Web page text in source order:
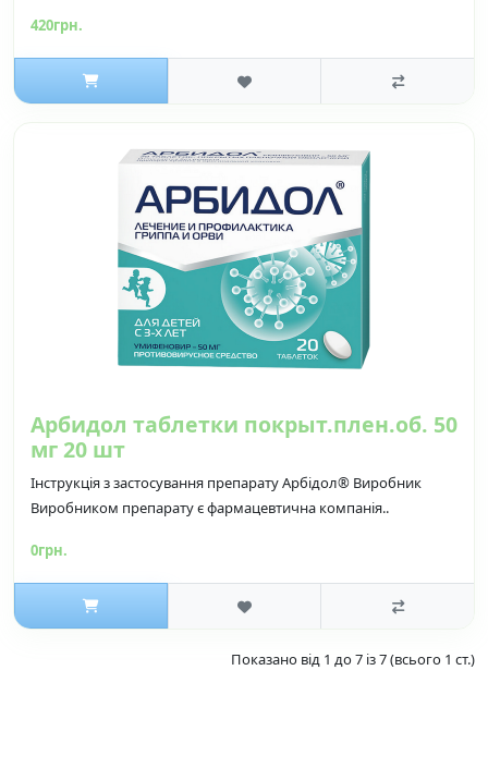
420грн.
Арбидол таблетки покрыт.плен.об. 50
мг 20 шт
Інструкція з застосування препарату Арбідол® Виробник
Виробником препарату є фармацевтична компанія..
0грн.
Показано від 1 до 7 із 7 (всього 1 ст.)